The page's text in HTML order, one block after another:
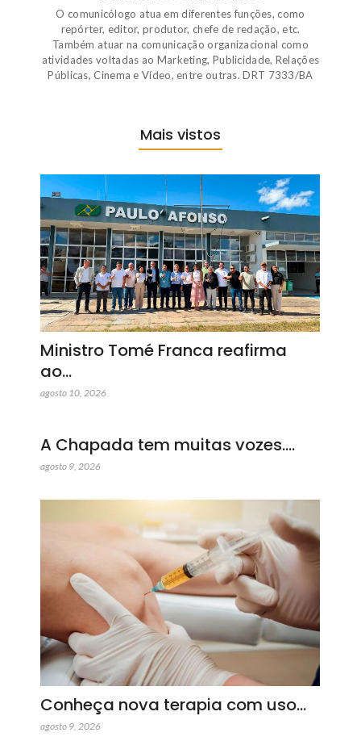
O comunicólogo atua em diferentes funções, como
repórter, editor, produtor, chefe de redação, etc.
Também atuar na comunicação organizacional como
atividades voltadas ao Marketing, Publicidade, Relações
Públicas, Cinema e Vídeo, entre outras. DRT 7333/BA
Mais vistos
Ministro Tomé Franca reafirma
ao…
agosto 10, 2026
A Chapada tem muitas vozes.…
agosto 9, 2026
Conheça nova terapia com uso…
agosto 9, 2026